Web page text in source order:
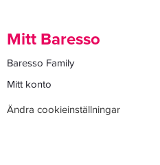
Mitt Baresso
Baresso Family
Mitt konto
Ändra cookieinställningar